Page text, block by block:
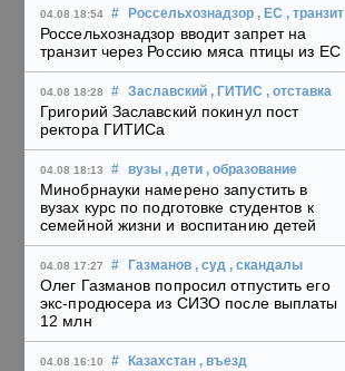
04.08 18:54 # Россельхознадзор , ЕС , транзит
Россельхознадзор вводит запрет на
транзит через Россию мяса птицы из ЕС
04.08 18:28 # Заславский , ГИТИС , отставка
Григорий Заславский покинул пост
ректора ГИТИСа
04.08 18:13 # вузы , дети , образование
Минобрнауки намерено запустить в
вузах курс по подготовке студентов к
семейной жизни и воспитанию детей
04.08 17:27 # Газманов , суд , скандалы
Олег Газманов попросил отпустить его
экс-продюсера из СИЗО после выплаты
12 млн
04.08 16:10 # Казахстан , въезд